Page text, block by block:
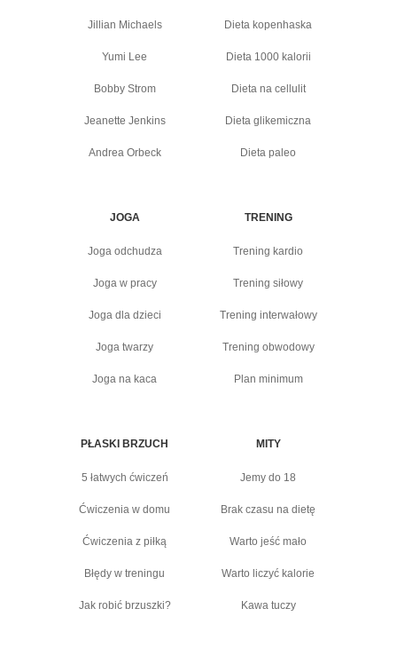
Jillian Michaels
Yumi Lee
Bobby Strom
Jeanette Jenkins
Andrea Orbeck
Dieta kopenhaska
Dieta 1000 kalorii
Dieta na cellulit
Dieta glikemiczna
Dieta paleo
JOGA
Joga odchudza
Joga w pracy
Joga dla dzieci
Joga twarzy
Joga na kaca
TRENING
Trening kardio
Trening siłowy
Trening interwałowy
Trening obwodowy
Plan minimum
PŁASKI BRZUCH
5 łatwych ćwiczeń
Ćwiczenia w domu
Ćwiczenia z piłką
Błędy w treningu
Jak robić brzuszki?
MITY
Jemy do 18
Brak czasu na dietę
Warto jeść mało
Warto liczyć kalorie
Kawa tuczy